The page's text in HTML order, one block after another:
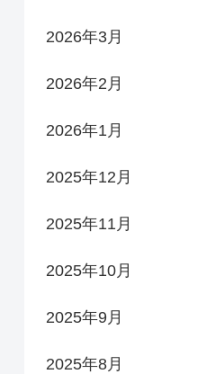
2026年3月
2026年2月
2026年1月
2025年12月
2025年11月
2025年10月
2025年9月
2025年8月